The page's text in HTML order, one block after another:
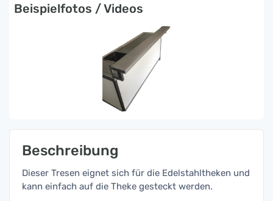
Beispielfotos / Videos
Beschreibung
Dieser Tresen eignet sich für die Edelstahltheken und
kann einfach auf die Theke gesteckt werden.